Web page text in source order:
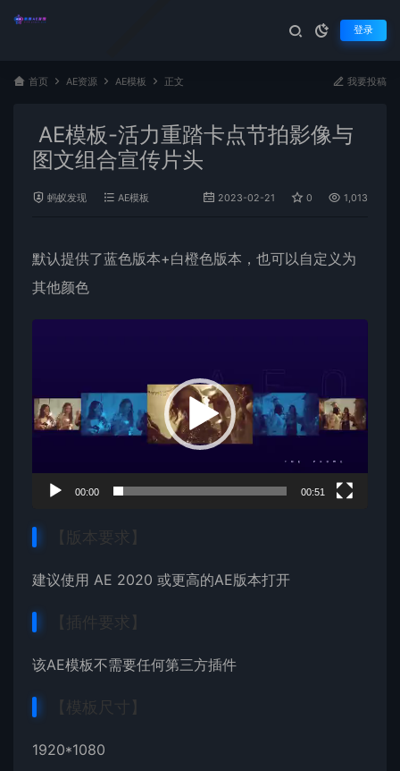
登录
首页 AE资源 AE模板 正文 我要投稿
AE模板-活力重踏卡点节拍影像与
图文组合宣传片头
蚂蚁发现 AE模板 2023-02-21 0 1,013
默认提供了蓝色版本+白橙色版本，也可以自定义为
其他颜色
放
器
00:00 00:51
【版本要求】
建议使用 AE 2020 或更高的AE版本打开
【插件要求】
该AE模板不需要任何第三方插件
【模板尺寸】
1920*1080